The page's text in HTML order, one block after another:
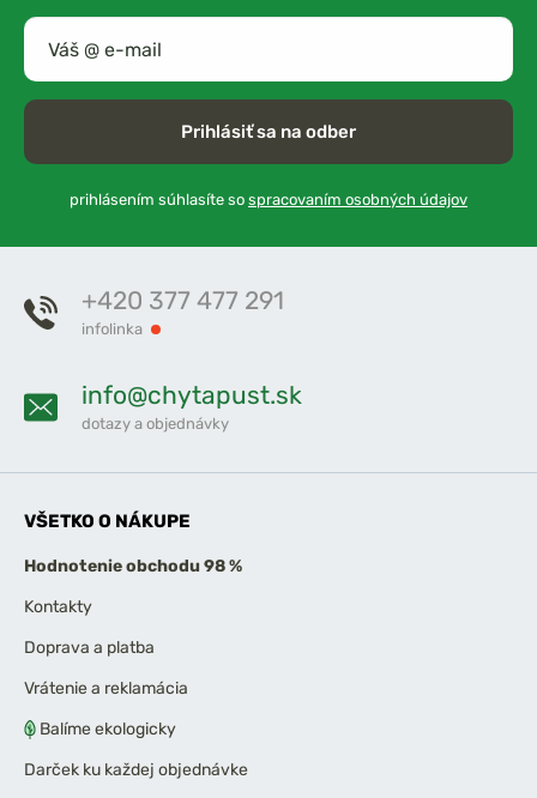
Prihlásiť sa na odber
prihlásením súhlasíte so spracovaním osobných údajov
+420 377 477 291
infolinka
info@chytapust.sk
dotazy a objednávky
VŠETKO O NÁKUPE
Hodnotenie obchodu 98 %
Kontakty
Doprava a platba
Vrátenie a reklamácia
Balíme ekologicky
Darček ku každej objednávke